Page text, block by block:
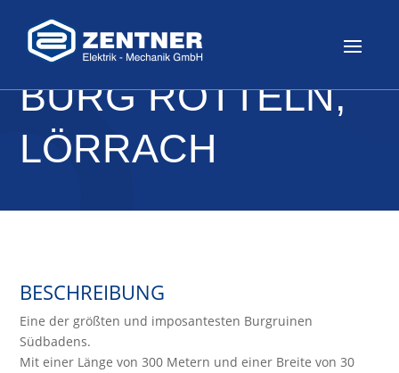
BURG RÖTTELN,
LÖRRACH
BESCHREIBUNG
Eine der größten und imposantesten Burgruinen
Südbadens.
Mit einer Länge von 300 Metern und einer Breite von 30